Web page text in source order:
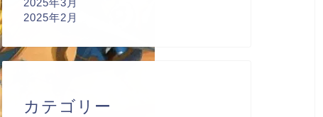
2025年3月
2025年2月
カテゴリー